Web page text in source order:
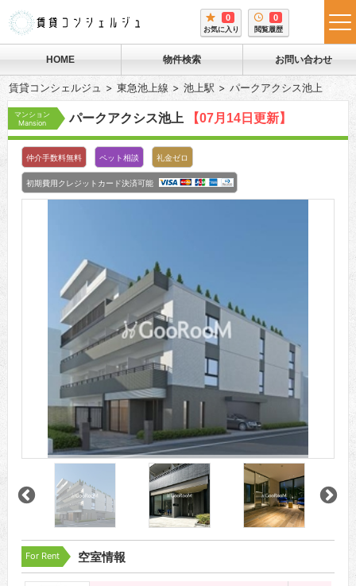
0
お気に入り
0
閲覧履歴
HOME 物件検索 お問い合わせ
賃貸コンシェルジュ 東急池上線 池上駅 パークアクシス池上
マンション
Mansion
パークアクシス池上 【07月14日更新】
仲介手数料無料 ペット相談 礼金ゼロ
初期費用クレジットカード決済可能
For Rent 空室情報